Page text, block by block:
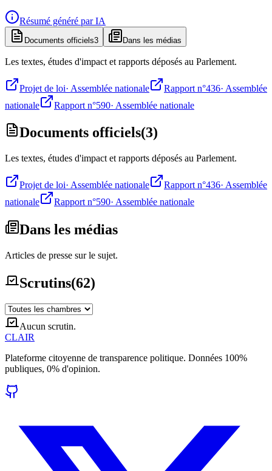
Résumé généré par IA
Documents officiels3 Dans les médias
Les textes, études d'impact et rapports déposés au Parlement.
Projet de loi· Assemblée nationale Rapport n°436· Assemblée
nationale
Rapport n°590· Assemblée nationale
Documents officiels(3)
Les textes, études d'impact et rapports déposés au Parlement.
Projet de loi· Assemblée nationale Rapport n°436· Assemblée
nationale
Rapport n°590· Assemblée nationale
Dans les médias
Articles de presse sur le sujet.
Scrutins(62)
Aucun scrutin.
CLAIR
Plateforme citoyenne de transparence politique. Données 100%
publiques, 0% d'opinion.